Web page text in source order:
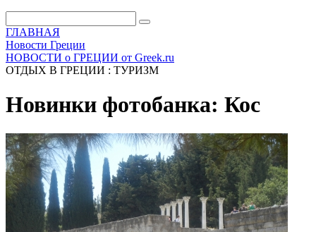
ГЛАВНАЯ
Новости Греции
НОВОСТИ о ГРЕЦИИ от Greek.ru
ОТДЫХ В ГРЕЦИИ : ТУРИЗМ
Новинки фотобанка: Кос